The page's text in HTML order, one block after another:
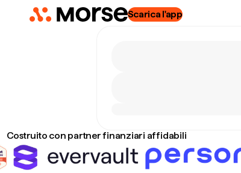
Scarica l'app
Costruito con partner finanziari affidabili